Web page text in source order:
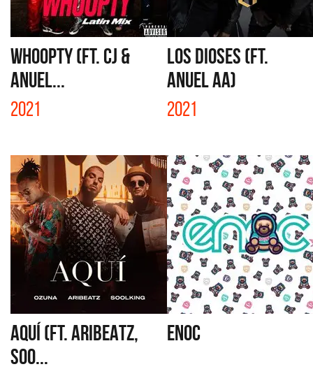
WHOOPTY (FT. CJ &
ANUEL...
2021
LOS DIOSES (FT.
ANUEL AA)
2021
AQUÍ (FT. ARIBEATZ,
SOO...
ENOC